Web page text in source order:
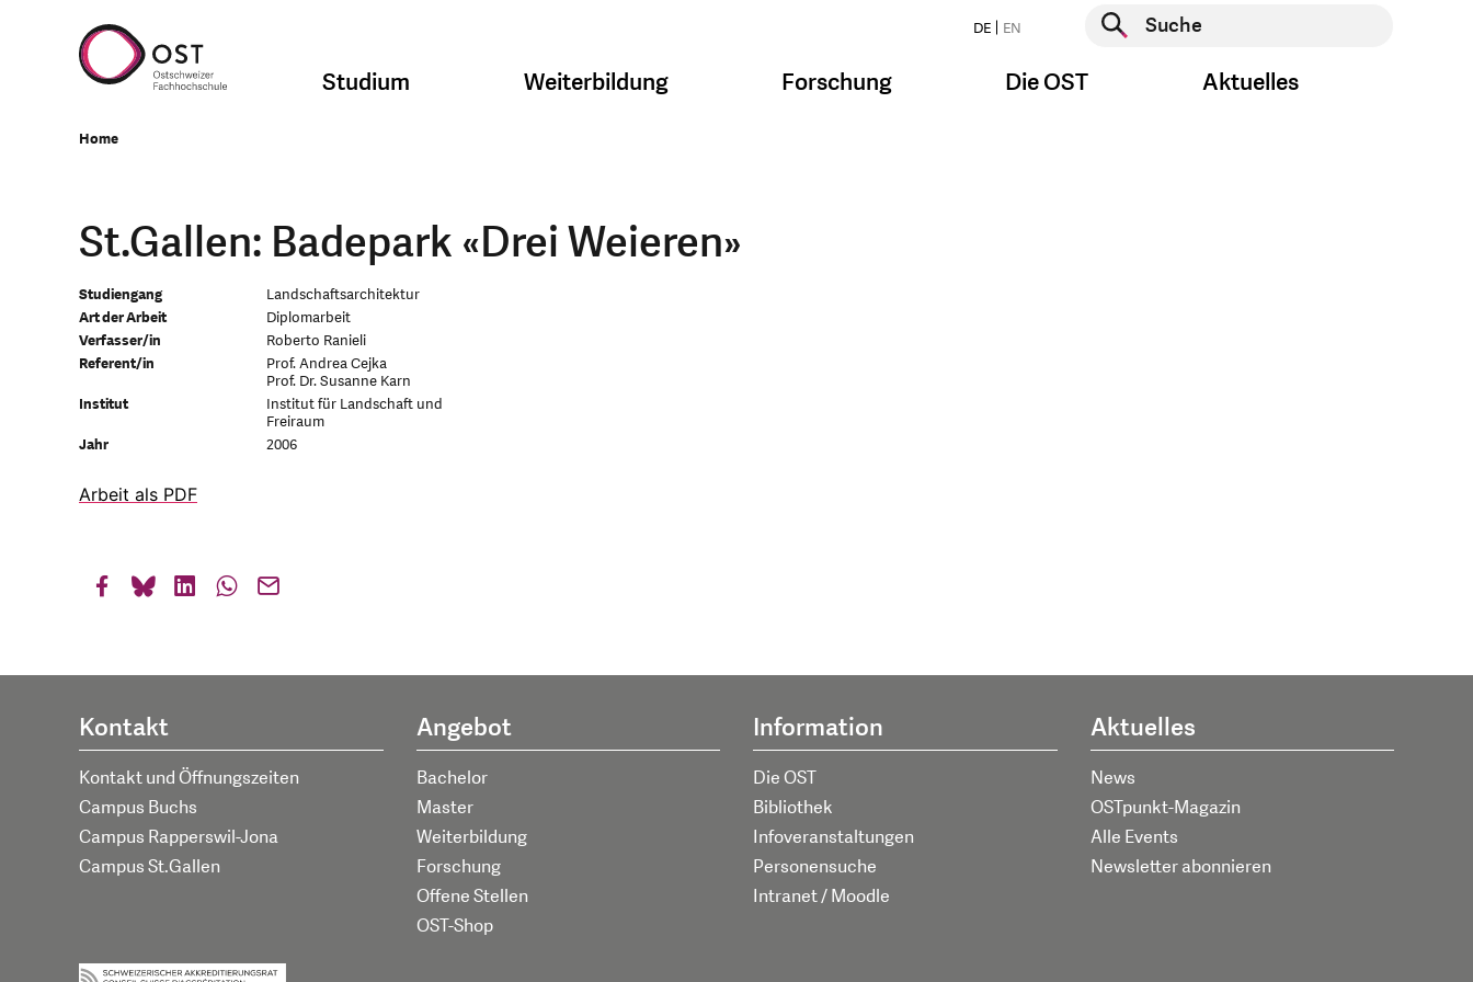
DE EN
Suche starten
Studium Weiterbildung Forschung Die OST Aktuelles
Home
St.Gallen: Badepark «Drei Weieren»
Studiengang
Landschaftsarchitektur
Art der Arbeit
Diplomarbeit
Verfasser/in
Roberto Ranieli
Referent/in
Prof. Andrea Cejka
Prof. Dr. Susanne Karn
Institut
Institut für Landschaft und
Freiraum
Jahr
2006
Arbeit als PDF
Kontakt
Kontakt und Öffnungszeiten
Campus Buchs
Campus Rapperswil-Jona
Campus St.Gallen
Angebot
Bachelor
Master
Weiterbildung
Forschung
Offene Stellen
OST-Shop
Information
Die OST
Bibliothek
Infoveranstaltungen
Personensuche
Intranet / Moodle
Aktuelles
News
OSTpunkt-Magazin
Alle Events
Newsletter abonnieren